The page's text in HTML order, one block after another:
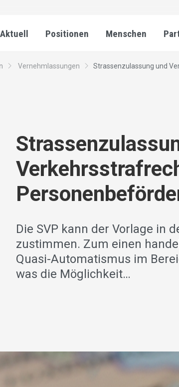
Aktuell Positionen Menschen
Vernehmlassungen Strassenzulassung und
Die SVP kann der Vorlage in
zustimmen. Zum einen
Quasi-Automatismus im
was die Möglichkeit…